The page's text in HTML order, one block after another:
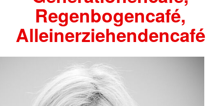
Regenbogencafé,
Alleinerziehendencafé